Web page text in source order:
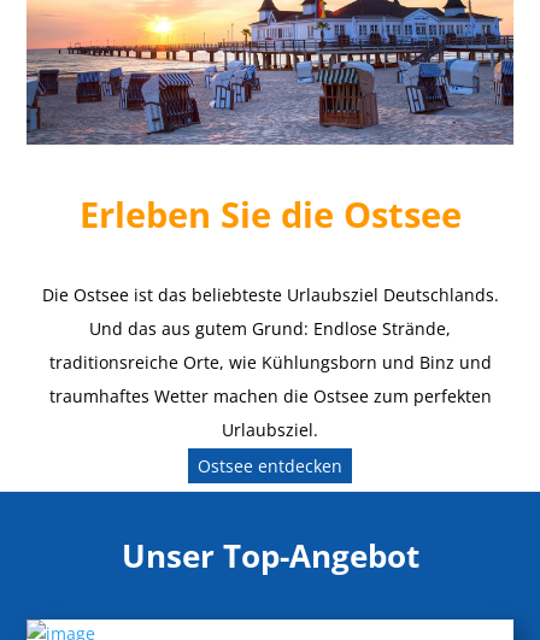
Erleben Sie die Ostsee
Die Ostsee ist das beliebteste Urlaubsziel Deutschlands.
Und das aus gutem Grund: Endlose Strände,
traditionsreiche Orte, wie Kühlungsborn und Binz und
traumhaftes Wetter machen die Ostsee zum perfekten
Urlaubsziel.
Ostsee entdecken
Unser Top-Angebot